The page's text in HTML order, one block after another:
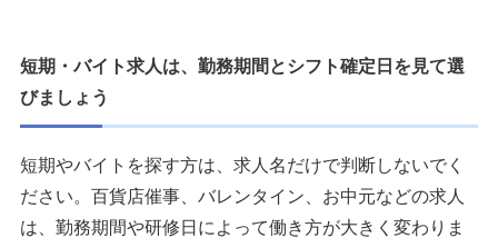
短期・バイト求人は、勤務期間とシフト確定日を見て選
びましょう
短期やバイトを探す方は、求人名だけで判断しないでく
ださい。百貨店催事、バレンタイン、お中元などの求人
は、勤務期間や研修日によって働き方が大きく変わりま